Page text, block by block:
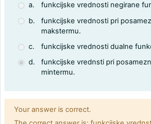
a.
funkcijske vrednosti negirane
b.
funkcijske vrednosti pri
makstermu.
c.
funkcijske vrednosti dualne
d.
funkcijske vrednsti pri
mintermu.
Feedback
Your answer is correct.